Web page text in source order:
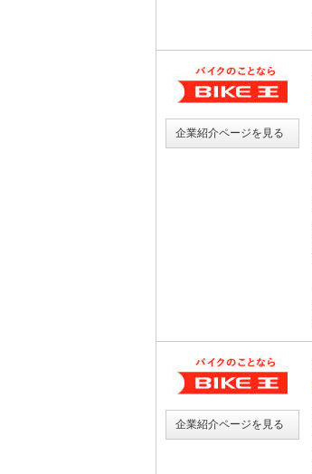
企業紹介ページを見る
企業紹介ページを見る